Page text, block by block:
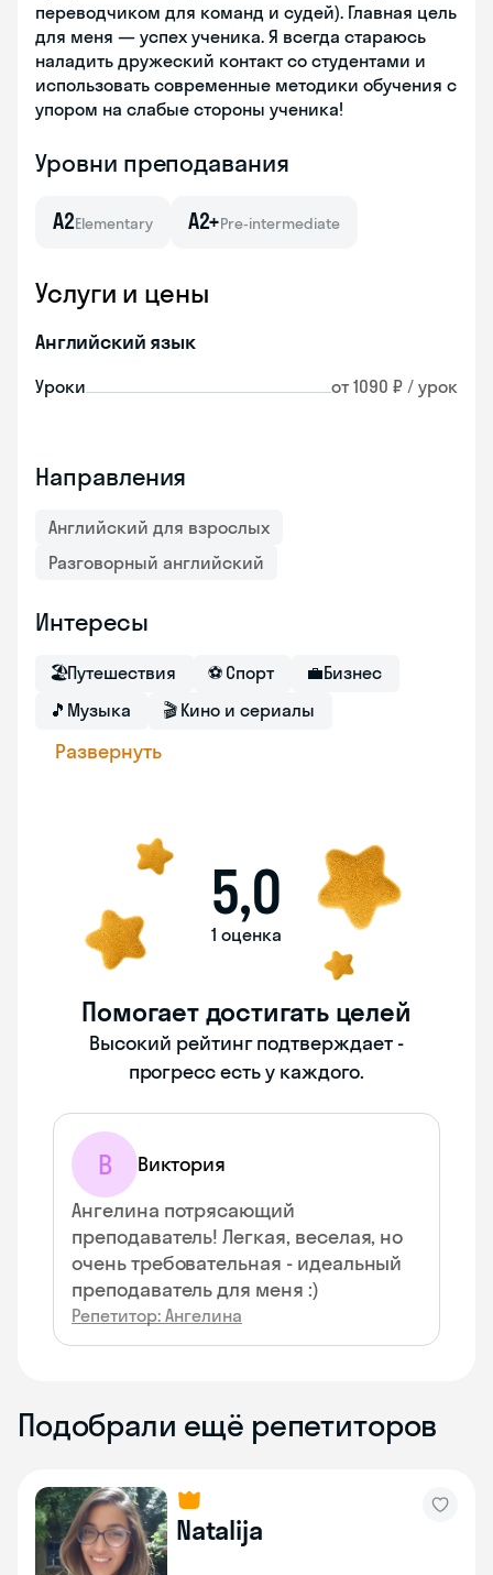
переводчиком для команд и судей). Главная цель
для меня — успех ученика. Я всегда стараюсь
наладить дружеский контакт со студентами и
использовать современные методики обучения с
упором на слабые стороны ученика!
Уровни преподавания
A2Elementary A2+Pre-intermediate
Услуги и цены
Английский язык
Уроки от 1090 ₽ / урок
Направления
Английский для взрослых
Разговорный английский
Интересы
🏖Путешествия ⚽ Спорт 💼Бизнес
🎵 Музыка 🎬 Кино и сериалы
Развернуть
5,0
1 оценка
Помогает достигать целей
Высокий рейтинг подтверждает -
прогресс есть у каждого.
В
Виктория
Ангелина потрясающий
преподаватель! Легкая, веселая, но
очень требовательная - идеальный
преподаватель для меня :)
Репетитор: Ангелина
Подобрали ещё репетиторов
Natalija